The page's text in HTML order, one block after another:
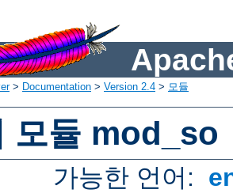
> Documentation > Version 2.4 > 모듈
모듈 mod_so
가능한 언어: